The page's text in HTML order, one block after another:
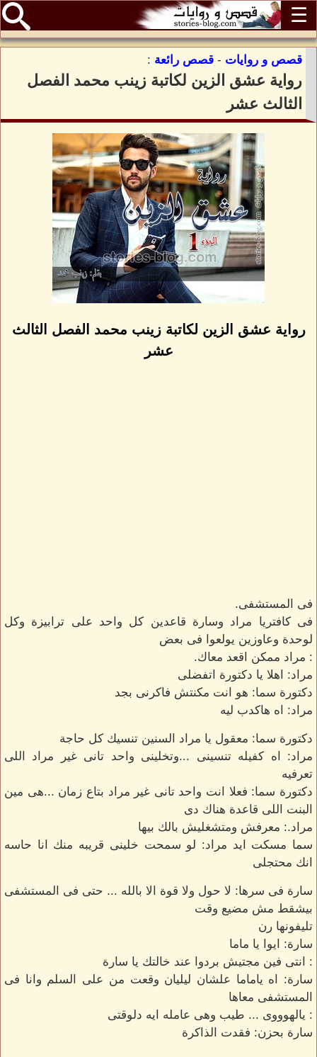
☰
قصص و روايات - قصص رائعة :
رواية عشق الزين لكاتبة زينب محمد الفصل
الثالث عشر
رواية عشق الزين لكاتبة زينب محمد الفصل الثالث
عشر
فى المستشفى.
فى كافتريا مراد وسارة قاعدين كل واحد على ترابيزة وكل
لوحدة وعاوزين يولعوا فى بعض
: مراد ممكن اقعد معاك.
مراد: اهلا يا دكتورة اتفضلى
دكتورة سما: هو انت مكنتش فاكرنى بجد
مراد: اه هاكدب ليه
دكتورة سما: معقول يا مراد السنين تنسيك كل حاجة
مراد: اه كفيله تنسينى ...وتخلينى واحد تانى غير مراد اللى
تعرفيه
دكتورة سما: فعلا انت واحد تانى غير مراد بتاع زمان ...هى مين
البنت اللى قاعدة هناك دى
مراد.: معرفش ومتشغليش بالك بيها
سما مسكت ايد مراد: لو سمحت خلينى قريبه منك انا حاسه
انك محتجلى
سارة فى سرها: لا حول ولا قوة الا بالله ... حتى فى المستشفى
بيشقط مش مضيع وقت
تليفونها رن
سارة: ايوا يا ماما
: انتى فين مجتيش بردوا عند خالتك يا سارة
سارة: اه ياماما علشان ليليان وقعت من على السلم وانا فى
المستشفى معاها
: يالهوووى ... طيب وهى عامله ايه دلوقتى
سارة بحزن: فقدت الذاكرة